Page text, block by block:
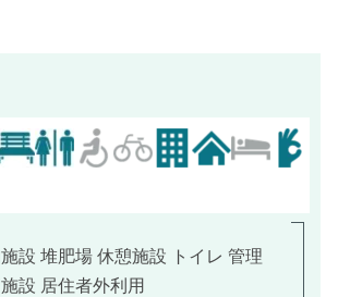
設 堆肥場 休憩施設 トイレ 管理
設 居住者外利用